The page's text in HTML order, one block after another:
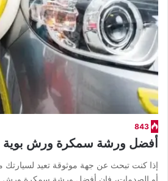
843
أفضل ورشة سمكرة ورش بوية
إذا كنت تبحث عن جهة موثوقة تعيد لسيارتك